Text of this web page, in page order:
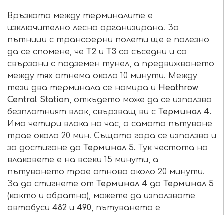
Връзката между терминалите е
изключително лесно организирана. За
пътници с трансферни полети ще е полезно
да се спомене, че Т2 и Т3 са съседни и са
свързани с подземен тунел, а предвижването
между тях отнема около 10 минути. Между
тези два терминала се намира и Heathrow
Central Station, откъдето може да се използва
безплатният влак, свързващ ви с Терминал 4.
Има четири влака на час, а самото пътуване
трае около 20 мин. Същата гара се използва и
за достигане до Терминал 5. Тук честота на
влаковете е на всеки 15 минути, а
пътуването трае отново около 20 минути.
За да стигнете от Терминал 4 до Терминал 5
(както и обратно), можете да използвате
автобуси 482 и 490, пътуването е